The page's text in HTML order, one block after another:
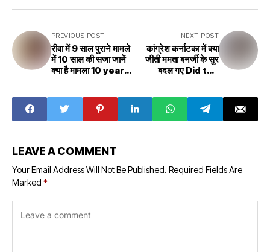
PREVIOUS POST
रीवा में 9 साल पुराने मामले
में 10 साल की सजा जानें
क्या है मामला 10 years
Rewa Know what
is the case
NEXT POST
कांग्रेश कर्नाटका में क्या
जीती ममता बनर्जी के सुर
बदल गए Did the
Mamata
Banerjee's tone
has changed
LEAVE A COMMENT
Your Email Address Will Not Be Published. Required Fields Are
Marked *